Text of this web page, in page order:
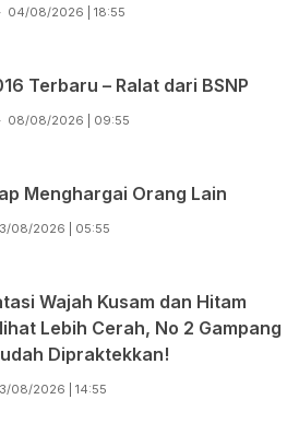
04/08/2026 | 18:55
Terbaru – Ralat dari BSNP
08/08/2026 | 09:55
Menghargai Orang Lain
08/2026 | 05:55
Wajah Kusam dan Hitam
Lebih Cerah, No 2 Gampang
Dipraktekkan!
08/2026 | 14:55